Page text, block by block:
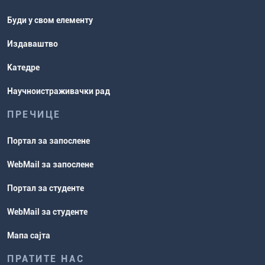
Буди у свом елементу
Издаваштво
Катедре
Научноистраживачки рад
ПРЕЧИЦЕ
Портал за запослене
WebMail за запослене
Портал за студенте
WebMail за студенте
Мапа сајта
ПРАТИТЕ НАС